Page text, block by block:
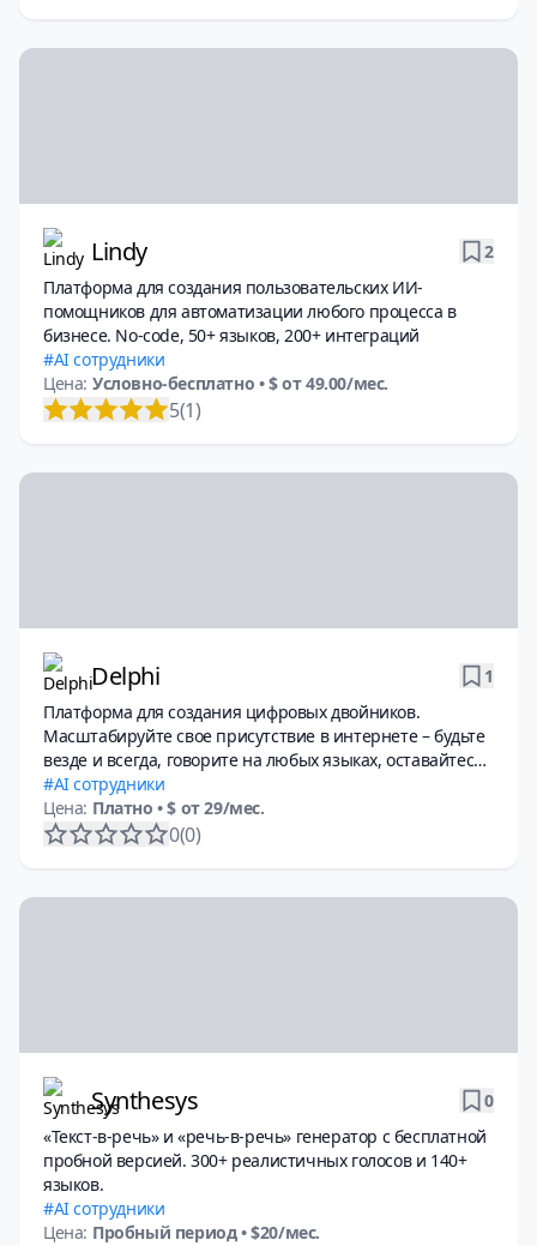
Lindy
2
Платформа для создания пользовательских ИИ-
помощников для автоматизации любого процесса в
бизнесе. No-code, 50+ языков, 200+ интеграций
AI сотрудники
Цена: Условно-бесплатно • $ от 49.00/мес.
5(1)
Delphi
1
Платформа для создания цифровых двойников.
Масштабируйте свое присутствие в интернете – будьте
везде и всегда, говорите на любых языках, оставайтесь
уникальным.
AI сотрудники
Цена: Платно• $ от 29/мес.
0(0)
Synthesys
0
«Текст-в-речь» и «речь-в-речь» генератор с бесплатной
пробной версией. 300+ реалистичных голосов и 140+
языков.
AI сотрудники
Цена: Пробный период• $20/мес.